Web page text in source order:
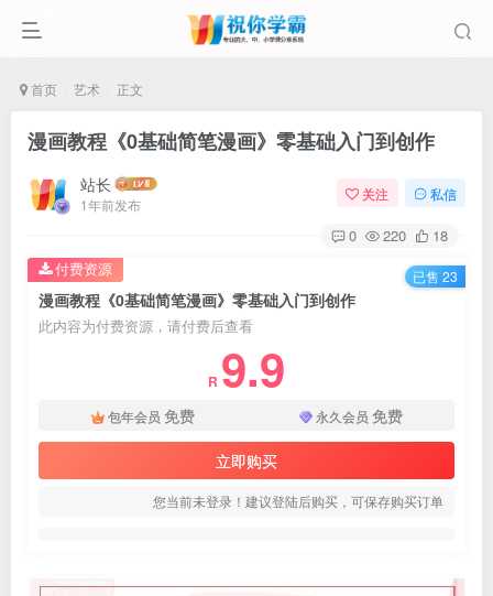
首页 艺术 正文
漫画教程《0基础简笔漫画》零基础入门到创作
站长
1年前发布
关注 私信
0 220 18
漫画教程《0基础简笔漫画》零基础入门到创作
此内容为付费资源，请付费后查看
R 9.9
包年会员 免费 永久会员 免费
立即购买
您当前未登录！建议登陆后购买，可保存购买订单
付费资源 已售 23